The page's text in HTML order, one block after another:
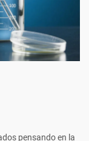
pensando en la